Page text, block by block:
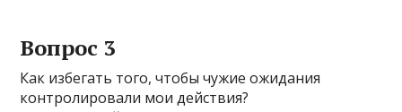
Вопрос 3
Как избегать того, чтобы чужие ожидания
контролировали мои действия?